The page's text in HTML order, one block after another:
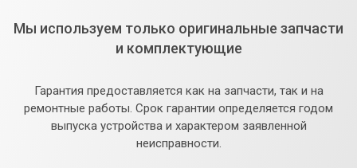
Мы используем только оригинальные запчасти
и комплектующие
Гарантия предоставляется как на запчасти, так и на
ремонтные работы. Срок гарантии определяется годом
выпуска устройства и характером заявленной
неисправности.